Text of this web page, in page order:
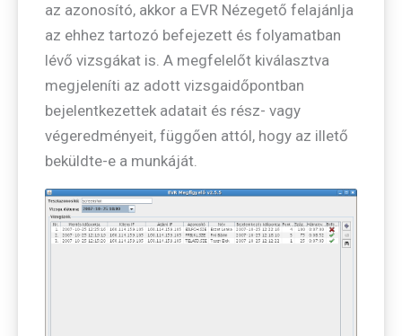
az azonosító, akkor a EVR Nézegető felajánlja
az ehhez tartozó befejezett és folyamatban
lévő vizsgákat is. A megfelelőt kiválasztva
megjeleníti az adott vizsgaidőpontban
bejelentkezettek adatait és rész- vagy
végeredményeit, függően attól, hogy az illető
beküldte-e a munkáját.